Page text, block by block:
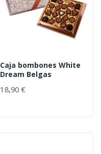
Caja bombones White
Dream Belgas
18,90 €